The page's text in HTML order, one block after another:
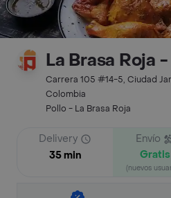
La Brasa Roja
Carrera 105 #14-5, Ciudad
Colombia
Pollo - La Brasa Roja
Delivery
35 min
Envío
Gratis
(nuevos